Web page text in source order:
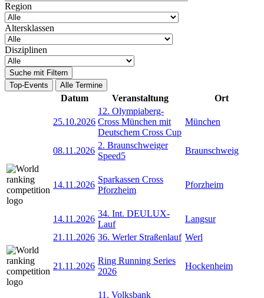
Region
Altersklassen
Disziplinen
Suche mit Filtern
Top-Events
Alle Termine
Datum Veranstaltung Ort
25.10.2026
12. Olympiaberg-
Cross München mit
Deutschem Cross Cup
München
08.11.2026
2. Braunschweiger
Speed5
Braunschweig
14.11.2026
Sparkassen Cross
Pforzheim
Pforzheim
14.11.2026
34. Int. DEULUX-
Lauf
Langsur
21.11.2026 36. Werler Straßenlauf Werl
21.11.2026
Ring Running Series
2026
Hockenheim
11. Volksbank